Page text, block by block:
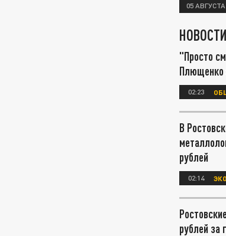
05 АВГУСТА
"Просто
Плющенко
02:23
В
рублей
02:14
рублей за